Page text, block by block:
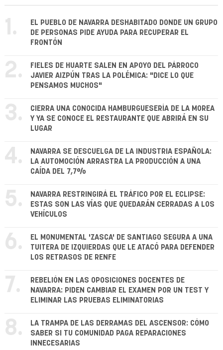
1.
EL PUEBLO DE NAVARRA DESHABITADO DONDE UN GRUPO
DE PERSONAS PIDE AYUDA PARA RECUPERAR EL
FRONTÓN
2.
FIELES DE HUARTE SALEN EN APOYO DEL PÁRROCO
JAVIER AIZPÚN TRAS LA POLÉMICA: "DICE LO QUE
PENSAMOS MUCHOS"
3.
CIERRA UNA CONOCIDA HAMBURGUESERÍA DE LA MOREA
Y YA SE CONOCE EL RESTAURANTE QUE ABRIRÁ EN SU
LUGAR
4.
NAVARRA SE DESCUELGA DE LA INDUSTRIA ESPAÑOLA:
LA AUTOMOCIÓN ARRASTRA LA PRODUCCIÓN A UNA
CAÍDA DEL 7,7%
5.
NAVARRA RESTRINGIRÁ EL TRÁFICO POR EL ECLIPSE:
ESTAS SON LAS VÍAS QUE QUEDARÁN CERRADAS A LOS
VEHÍCULOS
6.
EL MONUMENTAL 'ZASCA' DE SANTIAGO SEGURA A UNA
TUITERA DE IZQUIERDAS QUE LE ATACÓ PARA DEFENDER
LOS RETRASOS DE RENFE
7.
REBELIÓN EN LAS OPOSICIONES DOCENTES DE
NAVARRA: PIDEN CAMBIAR EL EXAMEN POR UN TEST Y
ELIMINAR LAS PRUEBAS ELIMINATORIAS
8.
LA TRAMPA DE LAS DERRAMAS DEL ASCENSOR: CÓMO
SABER SI TU COMUNIDAD PAGA REPARACIONES
INNECESARIAS